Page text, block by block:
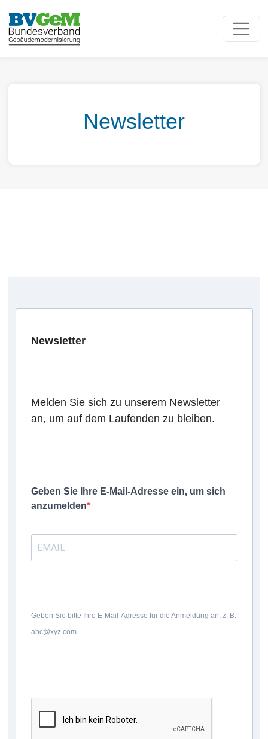
Newsletter
Newsletter
Melden Sie sich zu unserem Newsletter
an, um auf dem Laufenden zu bleiben.
Geben Sie Ihre E-Mail-Adresse ein, um sich
anzumelden
Geben Sie bitte Ihre E-Mail-Adresse für die Anmeldung an, z. B.
abc@xyz.com.